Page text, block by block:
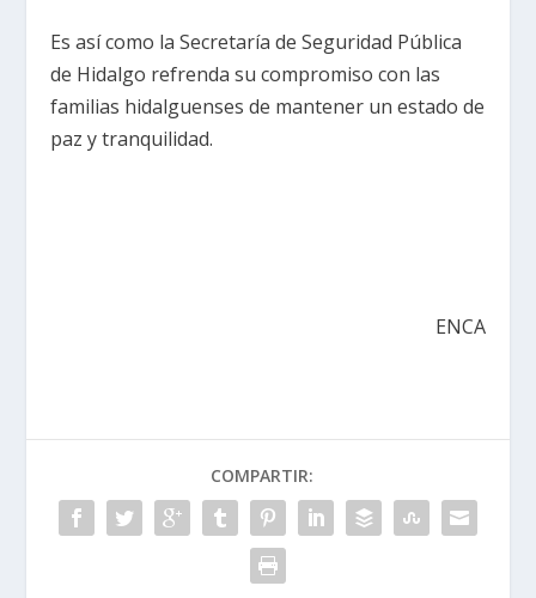
Es así como la Secretaría de Seguridad Pública
de Hidalgo refrenda su compromiso con las
familias hidalguenses de mantener un estado de
paz y tranquilidad.
ENCA
COMPARTIR: